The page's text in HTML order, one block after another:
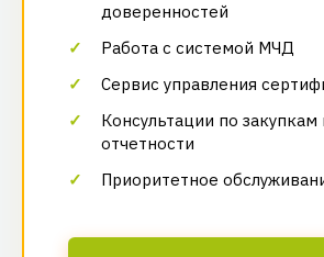
доверенностей
Работа с системой МЧД
Сервис управления
Консультации по закупкам
отчетности
Приоритетное